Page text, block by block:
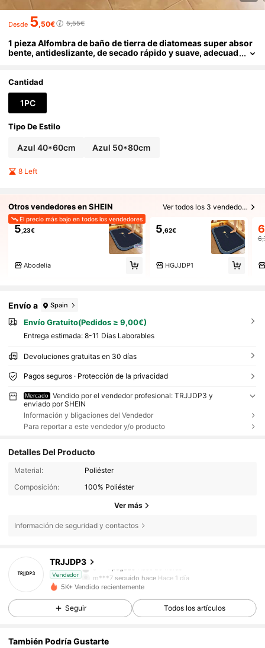
Desde 5,50€ 5,55€
1 pieza Alfombra de baño de tierra de diatomeas super absor
bente, antideslizante, de secado rápido y suave, adecuad
Cantidad
1PC
Tipo De Estilo
Azul 40*60cm Azul 50*80cm
8 Left
Otros vendedores en SHEIN Ver todos los 3 vendedores
El precio más bajo en todos los vendedores
5 ,23€
Abodelia
5 ,62€
HGJJDP1
6
Envío a Spain
Envío Gratuito(Pedidos ≥ 9,00€)
Entrega estimada: 8-11 Días Laborables
Devoluciones gratuitas en 30 días
Pagos seguros · Protección de la privacidad
Mercado
Vendido por el vendedor profesional: TRJJDP3 y
enviado por SHEIN
Información y bligaciones del Vendedor
Para reportar a este vendedor y/o producto
Detalles Del Producto
Material:
Poliéster
Composición:
100% Poliéster
Ver más
Información de seguridad y contactos
TRJJDP3
Vendedor
a***1
m***7 seguido hace Hace 1 día
4,76
27 Seguidores
27 Seguidores
4,76
5K+ Vendido recientemente
Seguir Todos los artículos
También Podría Gustarte